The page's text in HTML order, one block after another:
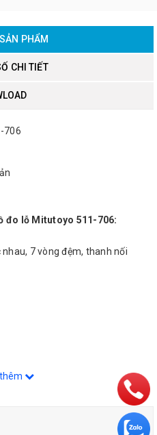
PHẨM
CHI TIẾT
706
đo lỗ Mitutoyo 511-706:
7 vòng đệm, thanh nối